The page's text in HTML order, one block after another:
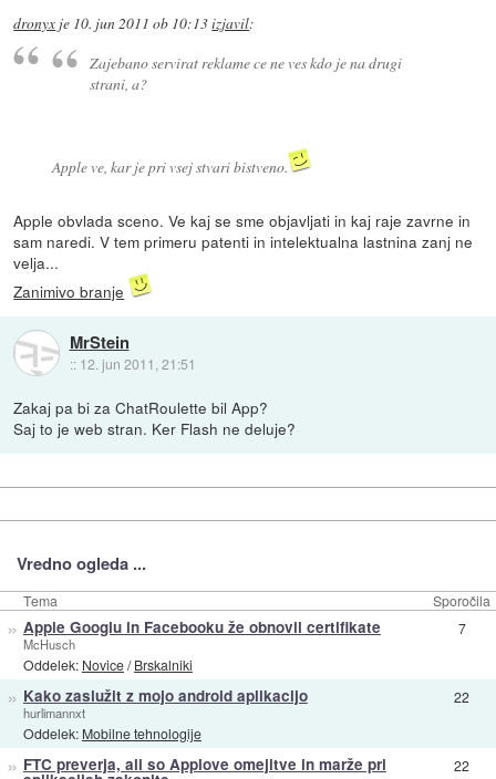
dronyx je 10. jun 2011 ob 10:13izjavil:
Zajebano servirat reklame ce ne ves kdo je na drugi
strani, a?
Apple ve, kar je pri vsej stvari bistveno.
Apple obvlada sceno. Ve kaj se sme objavljati in kaj raje zavrne in
sam naredi. V tem primeru patenti in intelektualna lastnina zanj ne
velja...
Zanimivo branje
MrStein
:: 12. jun 2011, 21:51
Zakaj pa bi za ChatRoulette bil App?
Saj to je web stran. Ker Flash ne deluje?
Vredno ogleda ...
Tema Sporočila
» Apple Googlu in Facebooku že obnovil certifikate
McHusch
Oddelek: Novice/Brskalniki
7
» Kako zaslužit z mojo android aplikacijo
hurlimannxt
Oddelek: Mobilne tehnologije
22
» FTC preverja, ali so Applove omejitve in marže pri 22